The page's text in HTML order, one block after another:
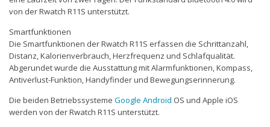
von der Rwatch R11S unterstützt.
Smartfunktionen
Die Smartfunktionen der Rwatch R11S erfassen die Schrittanzahl,
Distanz, Kalorienverbrauch, Herzfrequenz und Schlafqualität.
Abgerundet wurde die Ausstattung mit Alarmfunktionen, Kompass,
Antiverlust-Funktion, Handyfinder und Bewegungserinnerung.
Die beiden Betriebssysteme Google Android OS und Apple iOS
werden von der Rwatch R11S unterstützt.